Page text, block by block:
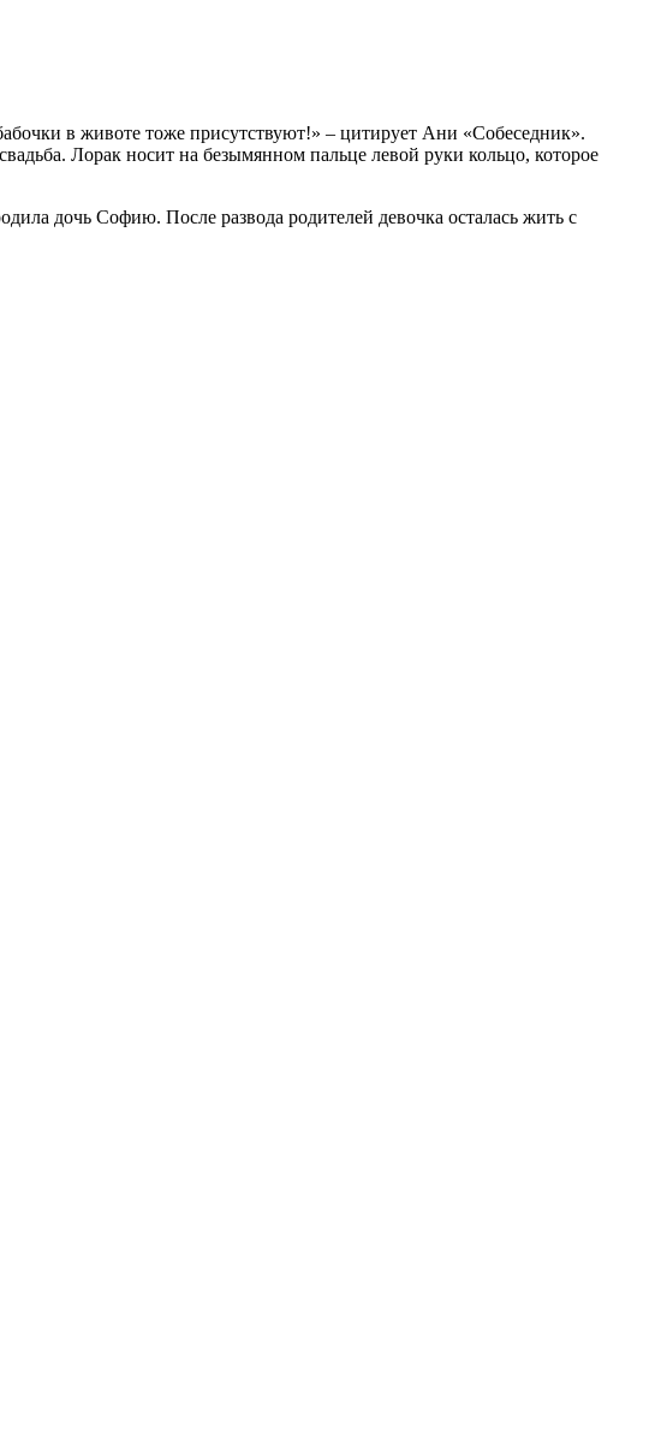
в животе тоже присутствуют!» – цитирует Ани «Собеседник».
Лорак носит на безымянном пальце левой руки кольцо, которое
дочь Софию. После развода родителей девочка осталась жить с